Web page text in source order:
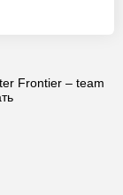
Frontier – team